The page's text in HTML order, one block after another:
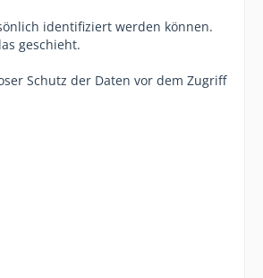
identifiziert werden können.
geschieht.
Schutz der Daten vor dem Zugriff